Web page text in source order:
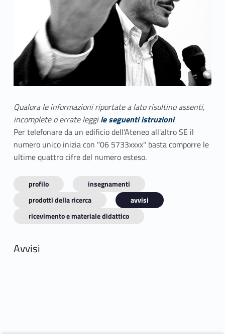
Qualora le informazioni riportate a lato risultino assenti,
incomplete o errate leggile seguenti istruzioni
Per telefonare da un edificio dell'Ateneo all'altro SE il
numero unico inizia con "06 5733xxxx" basta comporre le
ultime quattro cifre del numero esteso.
profilo
insegnamenti
prodotti della ricerca
avvisi
ricevimento e materiale didattico
Avvisi